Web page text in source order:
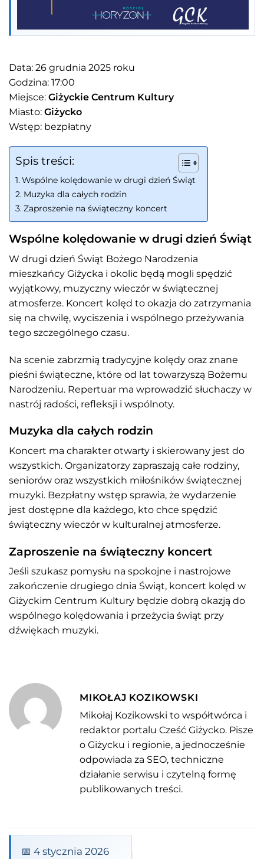
Data: 26 grudnia 2025 roku
Godzina: 17:00
Miejsce: Giżyckie Centrum Kultury
Miasto: Giżycko
Wstęp: bezpłatny
Spis treści:
Wspólne kolędowanie w drugi dzień Świąt
Muzyka dla całych rodzin
Zaproszenie na świąteczny koncert
Wspólne kolędowanie w drugi dzień Świąt
W drugi dzień Świąt Bożego Narodzenia
mieszkańcy Giżycka i okolic będą mogli spędzić
wyjątkowy, muzyczny wieczór w świątecznej
atmosferze. Koncert kolęd to okazja do zatrzymania
się na chwilę, wyciszenia i wspólnego przeżywania
tego szczególnego czasu.
Na scenie zabrzmią tradycyjne kolędy oraz znane
pieśni świąteczne, które od lat towarzyszą Bożemu
Narodzeniu. Repertuar ma wprowadzić słuchaczy w
nastrój radości, refleksji i wspólnoty.
Muzyka dla całych rodzin
Koncert ma charakter otwarty i skierowany jest do
wszystkich. Organizatorzy zapraszają całe rodziny,
seniorów oraz wszystkich miłośników świątecznej
muzyki. Bezpłatny wstęp sprawia, że wydarzenie
jest dostępne dla każdego, kto chce spędzić
świąteczny wieczór w kulturalnej atmosferze.
Zaproszenie na świąteczny koncert
Jeśli szukasz pomysłu na spokojne i nastrojowe
zakończenie drugiego dnia Świąt, koncert kolęd w
Giżyckim Centrum Kultury będzie dobrą okazją do
wspólnego kolędowania i przeżycia świąt przy
dźwiękach muzyki.
MIKOŁAJ KOZIKOWSKI
Mikołaj Kozikowski to współtwórca i
redaktor portalu Cześć Giżycko. Pisze
o Giżycku i regionie, a jednocześnie
odpowiada za SEO, techniczne
działanie serwisu i czytelną formę
publikowanych treści.
📅 4 stycznia 2026